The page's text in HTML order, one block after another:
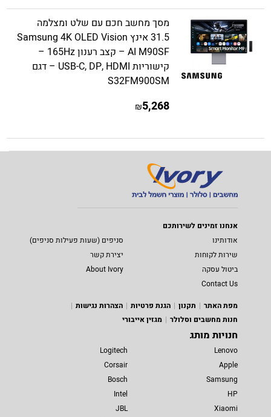
מסך מחשב חכם עם שלט ומצלמה
31.5 אינץ Samsung 4K OLED Vision
AI M90SF – קצב רענון 165Hz –
קישוריות USB-C, DP, HDMI – דגם
S32FM900SM
5,268
₪
אנחנו זמינים לשירותכם
אודותינו
סניפים (שעות פעילות סניפים)
שירות לקוחות
יצירת קשר
ביטול עסקה
About Ivory
Contact Us
מפת האתר
תקנון הגנת פרטיות
הצהרות נגישות
חנות מחשבים וסלולר
מגזין אייבורי
חנויות מותג
Lenovo
Apple
Samsung
HP
Xiaomi
Logitech
Corsair
Bosch
Intel
JBL